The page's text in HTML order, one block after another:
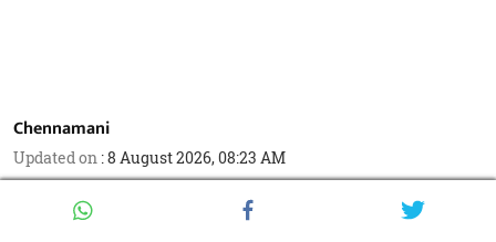
Chennamani
Updated on :8 August 2026, 08:23 AM
“ஒன்றிய அரசுக்கு செலுத்தப்படும் வரிகளின் மூலம்
மாநிலங்களுக்கு ஒன்றிய அரசால் பகிர்ந்து